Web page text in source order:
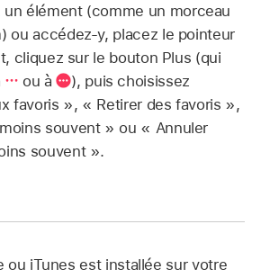
un élément (comme un morceau
ou accédez-y, placez le pointeur
cliquez sur le bouton Plus (qui
ou à
), puis choisissez
favoris », « Retirer des favoris »,
souvent » ou « Annuler
souvent ».
ou iTunes est installée sur votre